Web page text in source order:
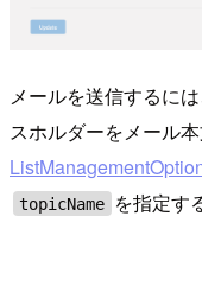
メールを送信するには
スホルダーをメール
topicName を指定す